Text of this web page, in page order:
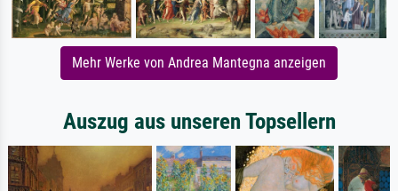
Mehr Werke von Andrea Mantegna anzeigen
Auszug aus unseren Topsellern